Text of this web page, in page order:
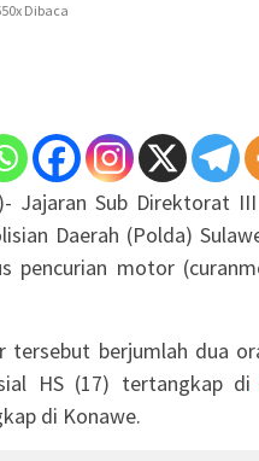
Dibaca
Jajaran Sub Direktorat
Daerah (Polda)
pencurian motor
tersebut berjumlah dua
HS (17) tertangkap di
di Konawe.